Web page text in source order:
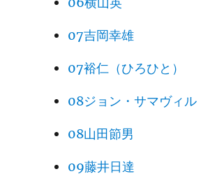
07吉岡幸雄
07裕仁（ひろひと）
08ジョン・サマヴィル
08山田節男
09藤井日達